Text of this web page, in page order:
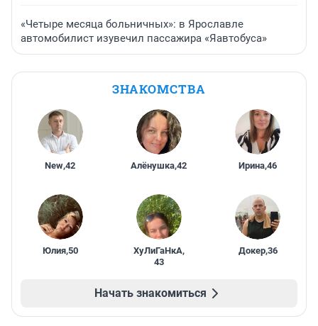
«Четыре месяца больничных»: в Ярославле
автомобилист изувечил пассажира «Яавтобуса»
ЗНАКОМСТВА
New,42 Алёнушка,42 Ирина,46
Юлия,50 ХуЛиГаНкА,
43
Докер,36
Начать знакомиться